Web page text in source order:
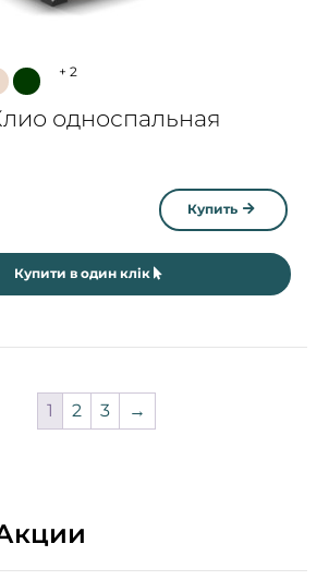
+ 2
односпальная
Купить
Купити в один клік
1 2 3 →